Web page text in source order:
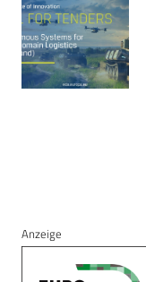
Anzeige